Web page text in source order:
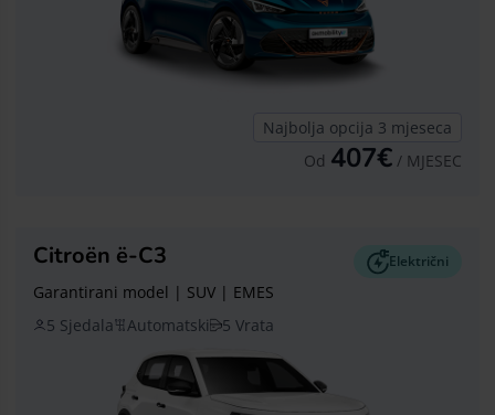
Najbolja opcija 3 mjeseca
Od 407€ / MJESEC
Citroën ë-C3 Električni
Garantirani model | SUV | EMES
5 Sjedala
Automatski 5 Vrata